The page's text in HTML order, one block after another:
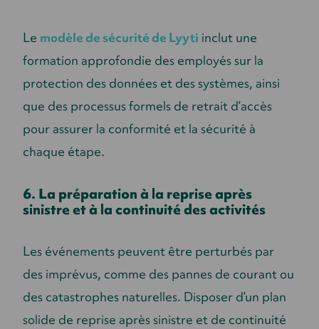
Le modèle de sécurité de Lyyti inclut une
formation approfondie des employés sur la
protection des données et des systèmes, ainsi
que des processus formels de retrait d’accès
pour assurer la conformité et la sécurité à
chaque étape.
6. La préparation à la reprise après
sinistre et à la continuité des activités
Les événements peuvent être perturbés par
des imprévus, comme des pannes de courant ou
des catastrophes naturelles. Disposer d’un plan
solide de reprise après sinistre et de continuité